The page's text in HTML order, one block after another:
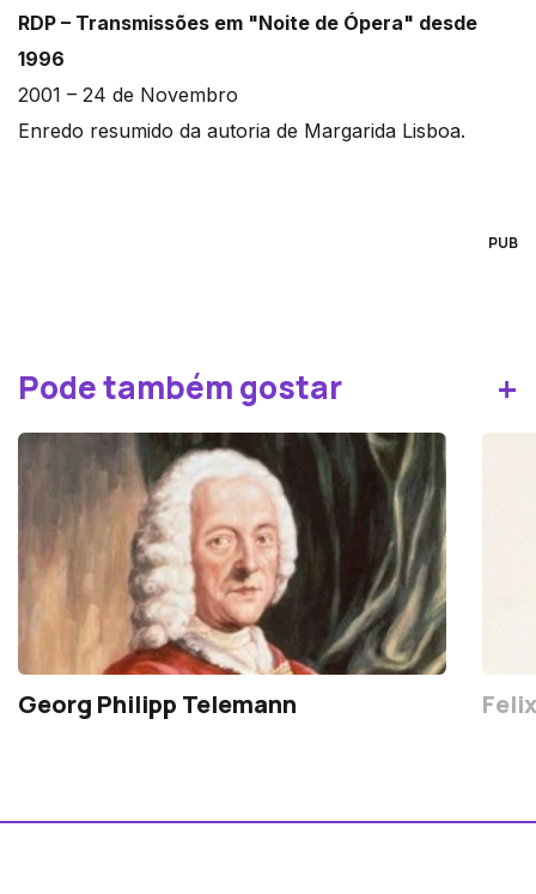
RDP – Transmissões em "Noite de Ópera" desde
1996
2001 – 24 de Novembro
Enredo resumido da autoria de Margarida Lisboa.
PUB
Pode também gostar +
Georg Philipp Telemann